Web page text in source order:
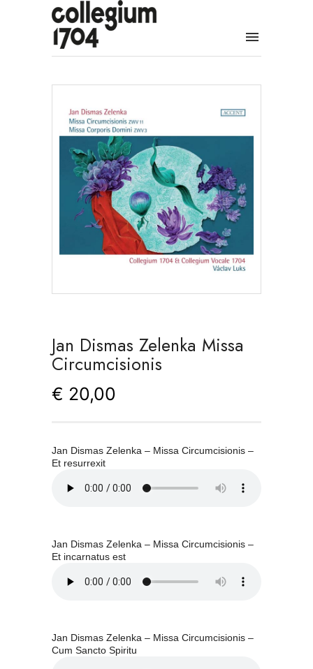
Jan Dismas Zelenka Missa
Circumcisionis
€ 20,00
Jan Dismas Zelenka – Missa Circumcisionis –
Et resurrexit
Jan Dismas Zelenka – Missa Circumcisionis –
Et incarnatus est
Jan Dismas Zelenka – Missa Circumcisionis –
Cum Sancto Spiritu